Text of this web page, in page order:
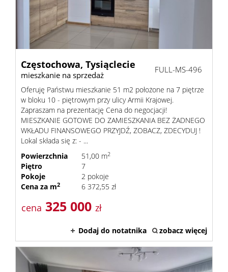
Częstochowa, Tysiąclecie
mieszkanie na sprzedaż
FULL-MS-496
Oferuję Państwu mieszkanie 51 m2 położone na 7 piętrze
w bloku 10 - piętrowym przy ulicy Armii Krajowej.
Zapraszam na prezentację Cena do negocjacji!
MIESZKANIE GOTOWE DO ZAMIESZKANIA BEZ ŻADNEGO
WKŁADU FINANSOWEGO PRZYJDŹ, ZOBACZ, ZDECYDUJ !
Lokal składa się z: - ...
Powierzchnia
51,00 m2
Piętro
7
Pokoje
2 pokoje
Cena za m2 6 372,55 zł
cena 325 000 zł
Dodaj do notatnika zobacz więcej